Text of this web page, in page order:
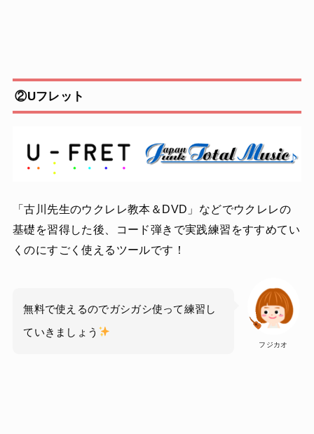
②Uフレット
「古川先生のウクレレ教本＆DVD」などでウクレレの
基礎を習得した後、コード弾きで実践練習をすすめてい
くのにすごく使えるツールです！
フジカオ
無料で使えるのでガシガシ使って練習し
ていきましょう